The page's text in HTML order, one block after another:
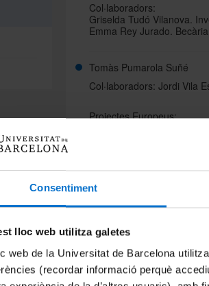
Consentiment
lloc web utilitza galetes
web de la Universitat de Barcelona
(recordar informació perquè
Col·laboradors:
Griselda Tudó Vilanova.
Emma Rey Jurado.
Tomàs Pumarola Suñé
Col·laboradors: Jordi Vila
Projectes Europeus:
Identification
bacteria by
Projectes Nacionals:
FIS 07/0423